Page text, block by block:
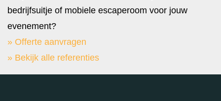
bedrijfsuitje of mobiele escaperoom voor jouw
evenement?
» Offerte aanvragen
» Bekijk alle referenties